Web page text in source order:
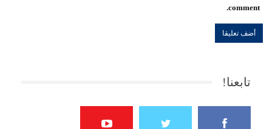
comment.
تابعنا!